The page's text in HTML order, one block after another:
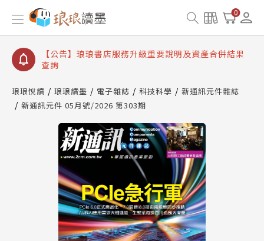
0
【公告】琅琅讀墨書櫃開通常見問題
【公告】琅琅讀墨 3 分鐘完成書櫃開通與資產合併申
【公告】琅琅書店服務升級重要說明及資產合併結果
查詢
琅琅悅讀 琅琅讀墨 電子雜誌 科技科學
新通訊元件雜誌
新通訊元件 05月號/2026 第303期